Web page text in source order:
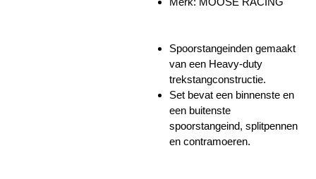
Spoorstangeinden gemaakt
van een Heavy-duty
trekstangconstructie.
Set bevat een binnenste en
een buitenste
spoorstangeind, splitpennen
en contramoeren.